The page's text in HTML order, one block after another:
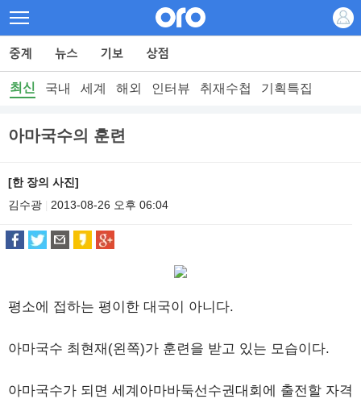
최신 국내 세계 해외 인터뷰 취재수첩 기획특집
아마국수의 훈련
[한 장의 사진]
김수광
2013-08-26 오후 06:04
평소에 접하는 평이한 대국이 아니다.
아마국수 최현재(왼쪽)가 훈련을 받고 있는 모습이다.
아마국수가 되면 세계아마바둑선수권대회에 출전할 자격